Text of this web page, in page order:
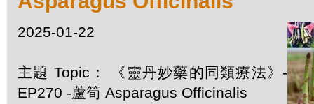
2025-01-22
主題 Topic： 《靈丹妙藥的同類療法》-
EP270 -蘆筍 Asparagus Officinalis